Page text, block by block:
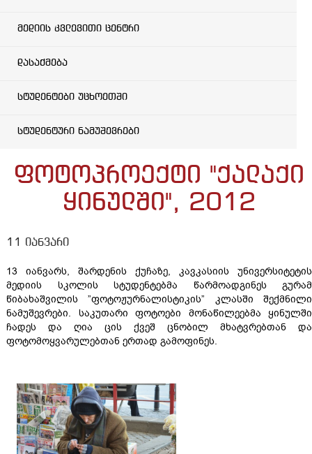
მედიის კვლევითი ცენტრი
დასაქმება
სტუდენტები უცხოეთში
სტუდენტური ნამუშევრები
ფოტოპროექტი "ქალაქი
ყინულში", 2012
11 იანვარი
13 იანვარს, შარდენის ქუჩაზე, კავკასიის უნივერსიტეტის
მედიის სკოლის სტუდენტებმა წარმოადგინეს გურამ
წიბახაშვილის ”ფოტოჟურნალისტიკის” კლასში შექმნილი
ნამუშევრები. საკუთარი ფოტოები მონაწილეებმა ყინულში
ჩადეს და ღია ცის ქვეშ ცნობილ მხატვრებთან და
ფოტომოყვარულებთან ერთად გამოფინეს.